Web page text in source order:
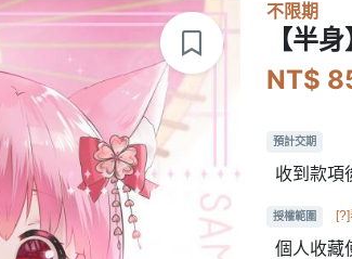
不限期
【半
NT$
預計交期
收到款項
授權範圍
個人收藏